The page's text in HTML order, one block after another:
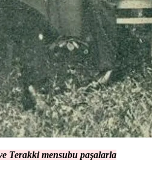
Terakki mensubu paşalarla